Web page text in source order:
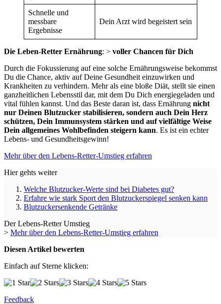
Schnelle und
messbare
Ergebnisse
Dein Arzt wird begeistert sein
Die Leben-Retter Ernährung: > voller Chancen für Dich
Durch die Fokussierung auf eine solche Ernährungsweise bekommst
Du die Chance, aktiv auf Deine Gesundheit einzuwirken und
Krankheiten zu verhindern. Mehr als eine bloße Diät, stellt sie einen
ganzheitlichen Lebensstil dar, mit dem Du Dich energiegeladen und
vital fühlen kannst. Und das Beste daran ist, dass Ernährung nicht
nur Deinen Blutzucker stabilisieren, sondern auch Dein Herz
schützen, Dein Immunsystem stärken und auf vielfältige Weise
Dein allgemeines Wohlbefinden steigern kann. Es ist ein echter
Lebens- und Gesundheitsgewinn!
Mehr über den Lebens-Retter-Umstieg erfahren
Hier gehts weiter
Welche Blutzucker-Werte sind bei Diabetes gut?
Erfahre wie stark Sport den Blutzuckerspiegel senken kann
Blutzuckersenkende Getränke
Der Lebens-Retter Umstieg
> Mehr über den Lebens-Retter-Umstieg erfahren
Diesen Artikel bewerten
Einfach auf Sterne klicken:
Feedback